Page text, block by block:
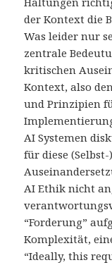
der Kontext die
Was leider nur
zentrale
kritischen
Kontext, also
und Prinzipien
AI Systemen
für diese
AI Ethik nicht
“Forderung”
Komplexität,
“Ideally, this